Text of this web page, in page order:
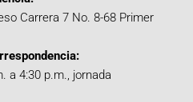
Carrera 7 No. 8-68 Primer
a 4:30 p.m., jornada